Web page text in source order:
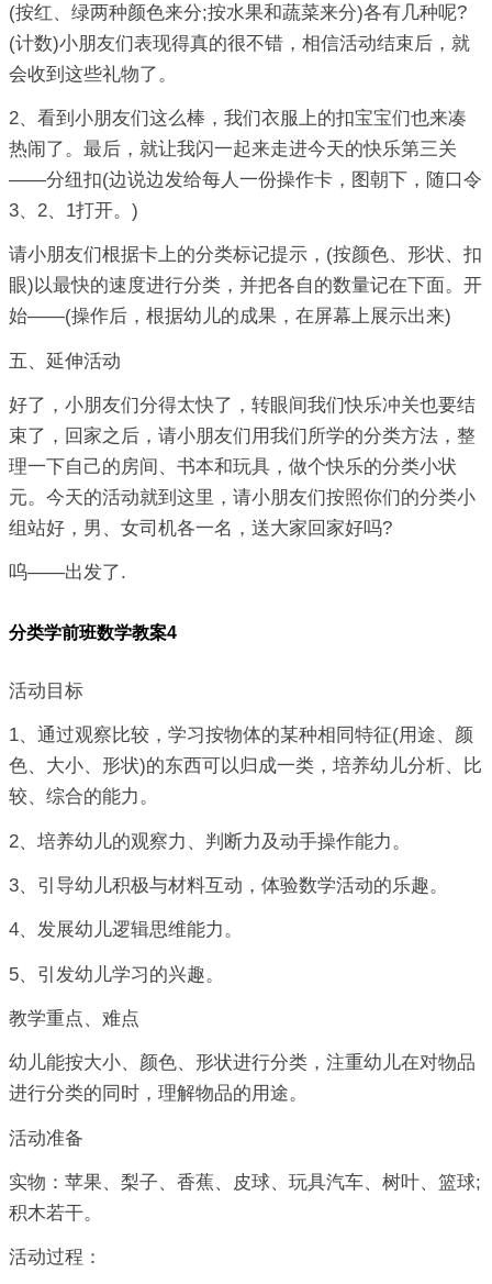
(按红、绿两种颜色来分;按水果和蔬菜来分)各有几种呢?
(计数)小朋友们表现得真的很不错，相信活动结束后，就
会收到这些礼物了。
2、看到小朋友们这么棒，我们衣服上的扣宝宝们也来凑
热闹了。最后，就让我闪一起来走进今天的快乐第三关
——分纽扣(边说边发给每人一份操作卡，图朝下，随口令
3、2、1打开。)
请小朋友们根据卡上的分类标记提示，(按颜色、形状、扣
眼)以最快的速度进行分类，并把各自的数量记在下面。开
始——(操作后，根据幼儿的成果，在屏幕上展示出来)
五、延伸活动
好了，小朋友们分得太快了，转眼间我们快乐冲关也要结
束了，回家之后，请小朋友们用我们所学的分类方法，整
理一下自己的房间、书本和玩具，做个快乐的分类小状
元。今天的活动就到这里，请小朋友们按照你们的分类小
组站好，男、女司机各一名，送大家回家好吗?
呜——出发了.
分类学前班数学教案4
活动目标
1、通过观察比较，学习按物体的某种相同特征(用途、颜
色、大小、形状)的东西可以归成一类，培养幼儿分析、比
较、综合的能力。
2、培养幼儿的观察力、判断力及动手操作能力。
3、引导幼儿积极与材料互动，体验数学活动的乐趣。
4、发展幼儿逻辑思维能力。
5、引发幼儿学习的兴趣。
教学重点、难点
幼儿能按大小、颜色、形状进行分类，注重幼儿在对物品
进行分类的同时，理解物品的用途。
活动准备
实物：苹果、梨子、香蕉、皮球、玩具汽车、树叶、篮球;
积木若干。
活动过程：